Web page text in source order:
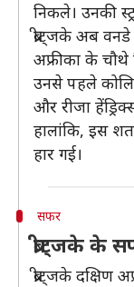
निकले। उनकी
ब्रीट्जके अब
अफ्रीका के चौथे
उनसे पहले
और रीजा
हालांकि, इस
हार गई।
सफर
ब्रीट्जके के
ब्रीट्जके दक्षिण